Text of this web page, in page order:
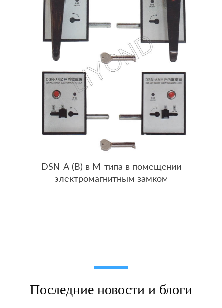
DSN-А (В) в М-типа в помещении
электромагнитным замком
Последние новости и блоги